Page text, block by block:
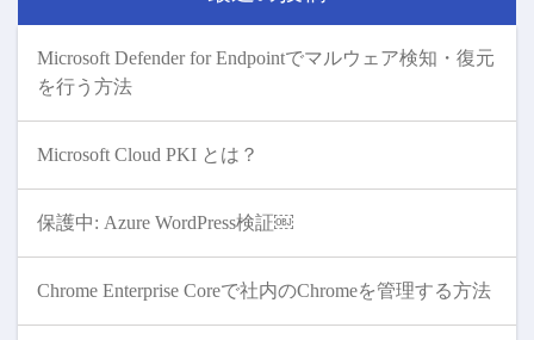
ズ
Microsoft Defender for Endpointでマルウェア検知・復元
を行う方法
Microsoft Cloud PKI とは？
保護中: Azure WordPress検証￼
Chrome Enterprise Coreで社内のChromeを管理する方法